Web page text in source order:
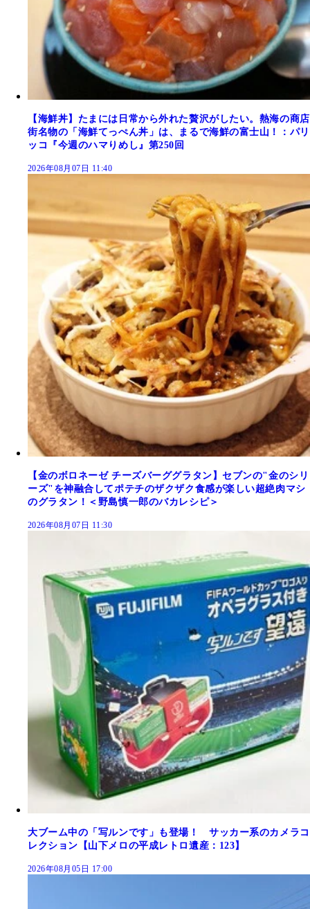
【海鮮丼】たまには日常から外れた贅沢がしたい。熱海の商店
街名物の「海鮮てっぺん丼」は、まるで海鮮の富士山！：パリ
ッコ『今週のハマりめし』第250回
2026年08月07日 11:40
【金のボロネーゼ チーズバーググラタン】セブンの"金のシリ
ーズ"を神融合してポテチのザクザク食感が楽しい超絶肉マシ
のグラタン！＜野島慎一郎のバカレシピ＞
2026年08月07日 11:30
大ブーム中の「写ルンです」も登場！ サッカー系のカメラコ
レクション【山下メロの平成レトロ遺産：123】
2026年08月05日 17:00